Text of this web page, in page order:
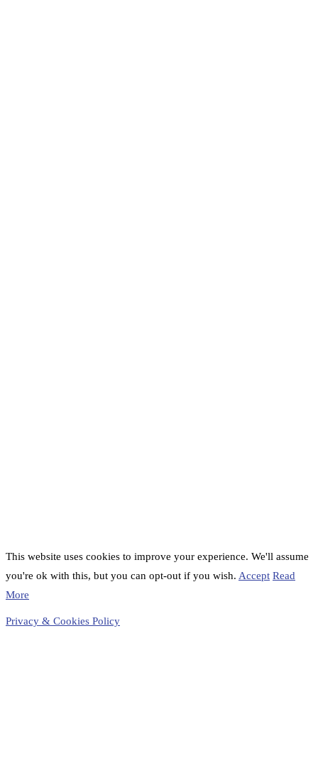
This website uses cookies to improve your experience. We'll assume
you're ok with this, but you can opt-out if you wish. Accept Read
More
Privacy & Cookies Policy